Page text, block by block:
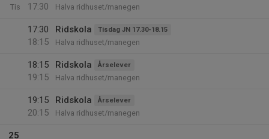
Tis
17:30
Halva ridhuset/manegen
17:30
18:15
Ridskola Tisdag JN 17.30-18.15
Halva ridhuset/manegen
18:15
19:15
Ridskola Årselever
Halva ridhuset/manegen
19:15
20:15
Ridskola Årselever
Halva ridhuset/manegen
25